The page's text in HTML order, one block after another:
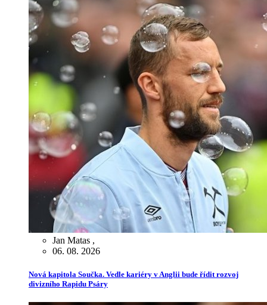
Jan Matas ,
06. 08. 2026
Nová kapitola Součka. Vedle kariéry v Anglii bude řídit rozvoj
divizního Rapidu Psáry